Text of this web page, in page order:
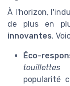
À l'horizon,
de plus en
innovantes.
Éco-
touillettes
popularité